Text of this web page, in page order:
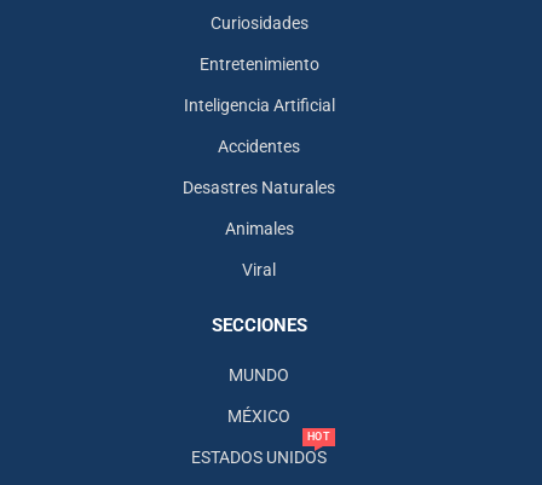
Curiosidades
Entretenimiento
Inteligencia Artificial
Accidentes
Desastres Naturales
Animales
Viral
SECCIONES
MUNDO
MÉXICO
ESTADOS UNIDOS
HOT